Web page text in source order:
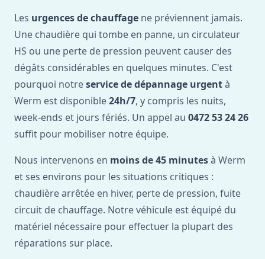
Les urgences de chauffage ne préviennent jamais.
Une chaudière qui tombe en panne, un circulateur
HS ou une perte de pression peuvent causer des
dégâts considérables en quelques minutes. C'est
pourquoi notreservice de dépannage urgentà
Werm est disponible24h/7, y compris les nuits,
week-ends et jours fériés. Un appel au 0472 53 24 26
suffit pour mobiliser notre équipe.
Nous intervenons en moins de 45 minutesà Werm
et ses environs pour les situations critiques :
chaudière arrêtée en hiver, perte de pression, fuite
circuit de chauffage. Notre véhicule est équipé du
matériel nécessaire pour effectuer la plupart des
réparations sur place.